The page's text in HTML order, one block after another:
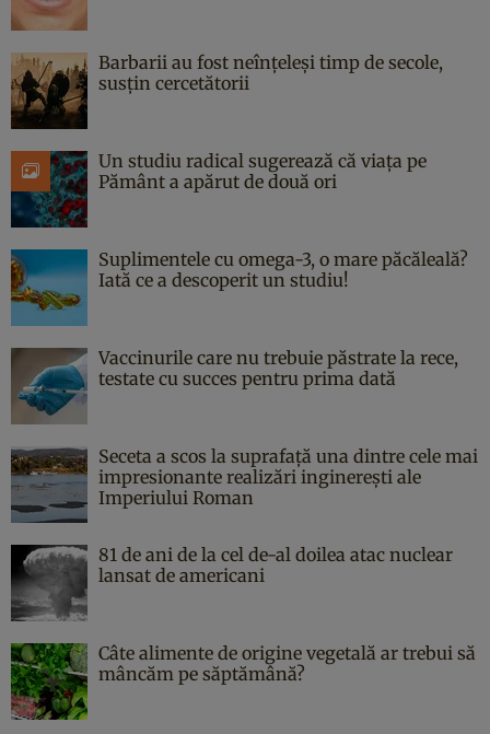
Barbarii au fost neînțeleși timp de secole,
susțin cercetătorii
Un studiu radical sugerează că viața pe
Pământ a apărut de două ori
Suplimentele cu omega-3, o mare păcăleală?
Iată ce a descoperit un studiu!
Vaccinurile care nu trebuie păstrate la rece,
testate cu succes pentru prima dată
Seceta a scos la suprafață una dintre cele mai
impresionante realizări inginerești ale
Imperiului Roman
81 de ani de la cel de-al doilea atac nuclear
lansat de americani
Câte alimente de origine vegetală ar trebui să
mâncăm pe săptămână?